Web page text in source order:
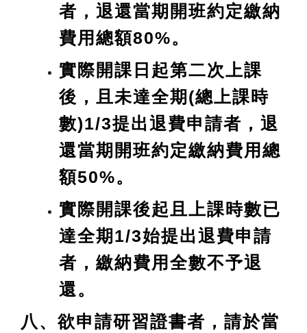
者，退還當期開班約定繳納
費用總額80%。
實際開課日起第二次上課
後，且未達全期(總上課時
數)1/3提出退費申請者，退
還當期開班約定繳納費用總
額50%。
實際開課後起且上課時數已
達全期1/3始提出退費申請
者，繳納費用全數不予退
還。
八、欲申請研習證書者，請於當